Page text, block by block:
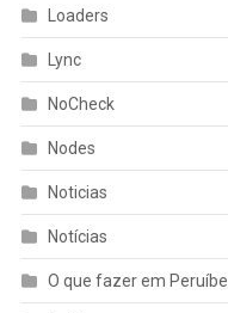
Loaders
Lync
NoCheck
Nodes
Noticias
Notícias
O que fazer em Peruíbe